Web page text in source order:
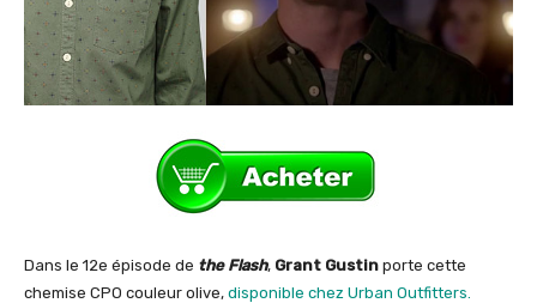
Dans le 12e épisode de the Flash, Grant Gustin porte cette
chemise CPO couleur olive, disponible chez Urban Outfitters.